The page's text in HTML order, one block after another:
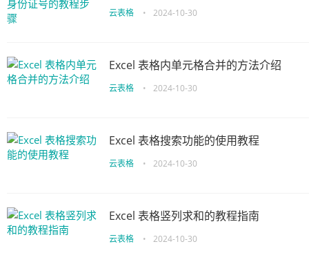
云表格 • 2024-10-30
Excel 表格内单元格合并的方法介绍
云表格 • 2024-10-30
Excel 表格搜索功能的使用教程
云表格 • 2024-10-30
Excel 表格竖列求和的教程指南
云表格 • 2024-10-30